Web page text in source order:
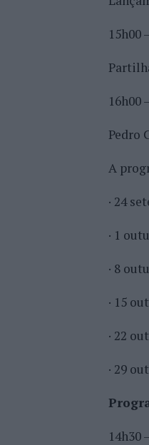
15h00
16h00
Pedro
A
· 24
· 1
· 8
· 15
· 22
· 29
14h30